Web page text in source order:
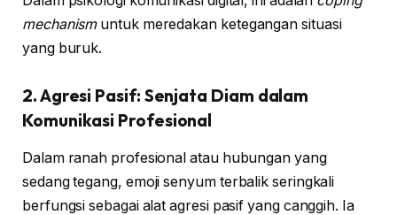
mechanismuntuk meredakan ketegangan situasi
yang buruk.
2. Agresi Pasif: Senjata Diam dalam
Komunikasi Profesional
Dalam ranah profesional atau hubungan yang
sedang tegang, emoji senyum terbalik seringkali
berfungsi sebagai alat agresi pasif yang canggih. Ia